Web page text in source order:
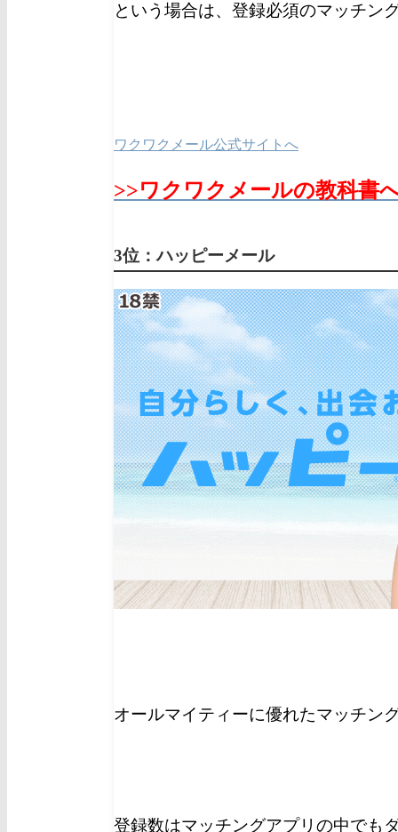
という場合は、登録必須のマッチン
ワクワクメール公式サイトへ
>>ワクワクメールの教科書
3位：ハッピーメール
オールマイティーに優れたマッチン
登録数はマッチングアプリの中でも